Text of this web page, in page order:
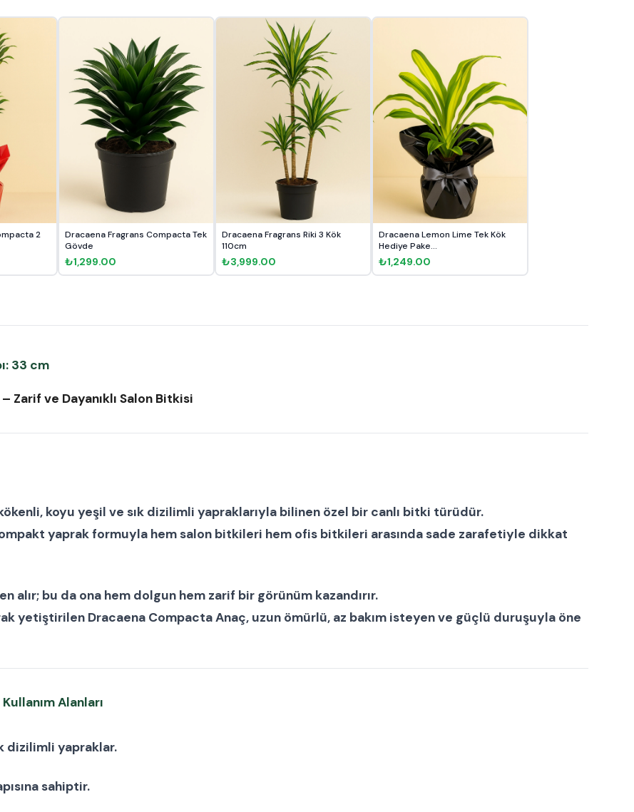
2
Dracaena Fragrans Compacta Tek
Gövde
₺1,299.00
Dracaena Fragrans Riki 3 Kök
110cm
₺3,999.00
Dracaena Lemon Lime Tek Kök
Hediye Pake...
₺1,249.00
33 cm
Zarif ve Dayanıklı Salon Bitkisi
koyu yeşil ve sık dizilimli yapraklarıyla bilinen özel bir canlı bitki türüdür.
yaprak formuyla hemsalon bitkileri hem ofis bitkileri arasında sade zarafetiyle dikkat
alır; bu da ona hem dolgun hem zarif bir görünüm kazandırır.
yetiştirilen Dracaena Compacta Anaç, uzun ömürlü, az bakım isteyen ve güçlü duruşuyla öne
Alanları
dizilimli yapraklar.
sahiptir.